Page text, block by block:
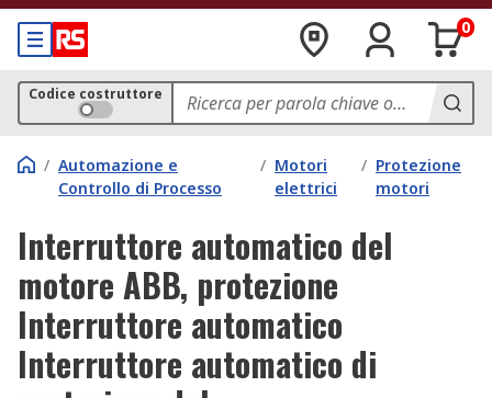
0
Codice costruttore
/ Automazione e
Controllo di Processo
/ Motori
elettrici
/ Protezione
motori
Interruttore automatico del
motore ABB, protezione
Interruttore automatico
Interruttore automatico di